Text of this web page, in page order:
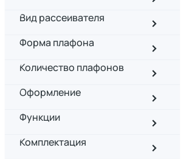
Вид рассеивателя
Форма плафона
Количество плафонов
Оформление
Функции
Комплектация